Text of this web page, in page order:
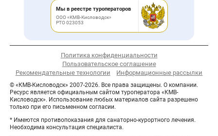
Мы в реестре туроператоров
ООО «КМВ-Кисловодск»
РТО 023053
Политика конфиденциальности
Пользовательское соглашение
Рекомендательные технологии
Информационные рассылки
© «КМВ-Кисловодск» 2007-2026. Все права защищены. О компании.
Ресурс является официальным сайтом туроператора «КМВ-
Кисловодск». Использование любых материалов сайта разрешено
только при его письменном согласии.
* Имеются противопоказания для санаторно-курортного лечения.
Необходима консультация специалиста.